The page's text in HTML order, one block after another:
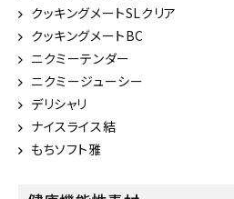
クッキングメートSLクリア
クッキングメートBC
ニクミーテンダー
ニクミージューシー
デリシャリ
ナイスライス結
もちソフト雅